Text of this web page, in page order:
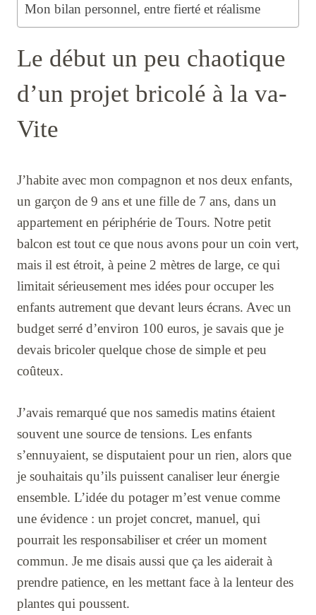
Mon bilan personnel, entre fierté et réalisme
Le début un peu chaotique
d’un projet bricolé à la va-
Vite
J’habite avec mon compagnon et nos deux enfants,
un garçon de 9 ans et une fille de 7 ans, dans un
appartement en périphérie de Tours. Notre petit
balcon est tout ce que nous avons pour un coin vert,
mais il est étroit, à peine 2 mètres de large, ce qui
limitait sérieusement mes idées pour occuper les
enfants autrement que devant leurs écrans. Avec un
budget serré d’environ 100 euros, je savais que je
devais bricoler quelque chose de simple et peu
coûteux.
J’avais remarqué que nos samedis matins étaient
souvent une source de tensions. Les enfants
s’ennuyaient, se disputaient pour un rien, alors que
je souhaitais qu’ils puissent canaliser leur énergie
ensemble. L’idée du potager m’est venue comme
une évidence : un projet concret, manuel, qui
pourrait les responsabiliser et créer un moment
commun. Je me disais aussi que ça les aiderait à
prendre patience, en les mettant face à la lenteur des
plantes qui poussent.